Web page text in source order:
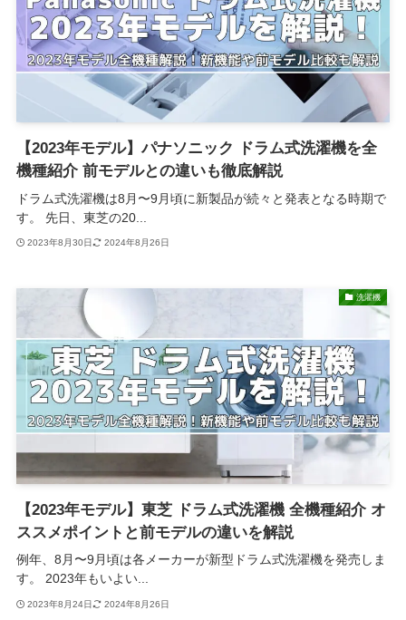
【2023年モデル】パナソニック ドラム式洗濯機を全
機種紹介 前モデルとの違いも徹底解説
ドラム式洗濯機は8月〜9月頃に新製品が続々と発表となる時期で
す。 先日、東芝の20...
2023年8月30日 2024年8月26日
洗濯機
【2023年モデル】東芝 ドラム式洗濯機 全機種紹介 オ
ススメポイントと前モデルの違いを解説
例年、8月〜9月頃は各メーカーが新型ドラム式洗濯機を発売しま
す。 2023年もいよい...
2023年8月24日 2024年8月26日